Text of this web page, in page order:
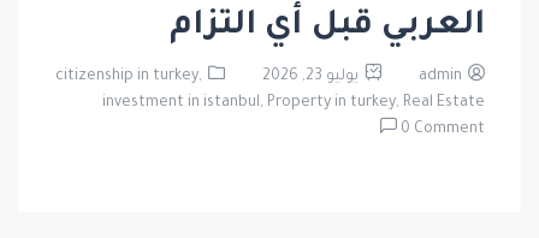
العربي قبل أي التزام
admin يوليو 23, 2026
citizenship in turkey,
investment in istanbul, Property in turkey, Real Estate
0 Comment